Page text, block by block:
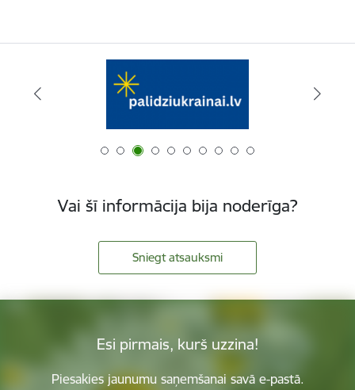
Vai šī informācija bija noderīga?
Sniegt atsauksmi
Esi pirmais, kurš uzzina!
Piesakies jaunumu saņemšanai savā e-pastā.